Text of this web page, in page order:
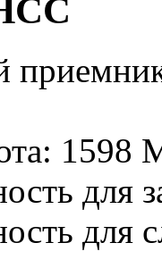
1598
для
для